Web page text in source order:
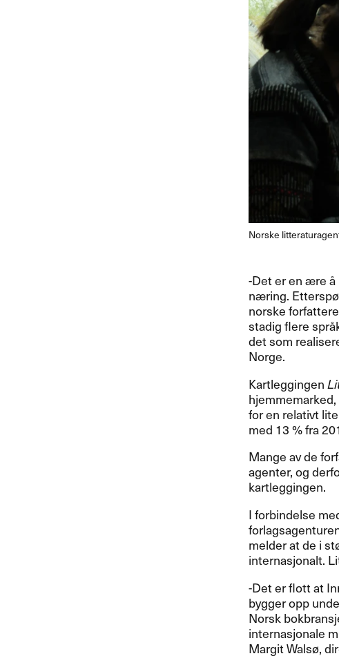
Norske
-Det er en ære
næring.
norske
stadig flere
det som
Norge.
Kartleggingen
for en relativt
med 13 % fra
Mange av de
agenter, og
kartleggingen.
I forbindelse
melder at de i
internasjonalt.
-Det er flott at
bygger opp
Norsk
internasjonale
Margit Walsø,